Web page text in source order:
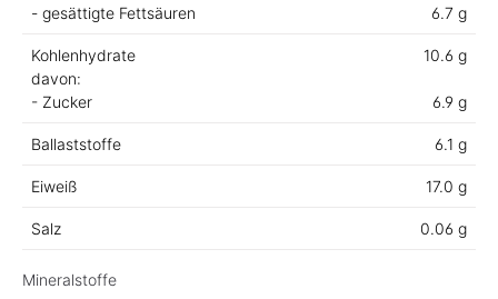
- gesättigte Fettsäuren
6.7 g
Kohlenhydrate
davon:
- Zucker
10.6 g
6.9 g
Ballaststoffe 6.1 g
Eiweiß 17.0 g
Salz 0.06 g
Mineralstoffe